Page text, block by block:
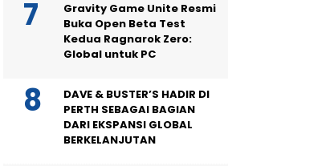
Gravity Game Unite Resmi
Buka Open Beta Test
Kedua Ragnarok Zero:
Global untuk PC
DAVE & BUSTER’S HADIR DI
PERTH SEBAGAI BAGIAN
DARI EKSPANSI GLOBAL
BERKELANJUTAN